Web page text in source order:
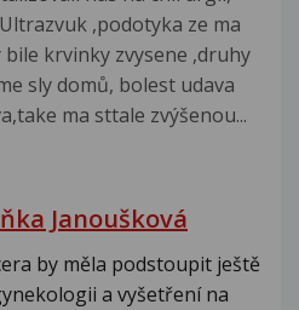
,podotyka ze ma
krvinky zvysene ,druhy
sly domů, bolest udava
ma sttale zvýšenou...
Janoušková
by měla podstoupit ještě
a vyšetření na